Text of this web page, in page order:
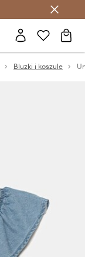
Bluzki i koszule